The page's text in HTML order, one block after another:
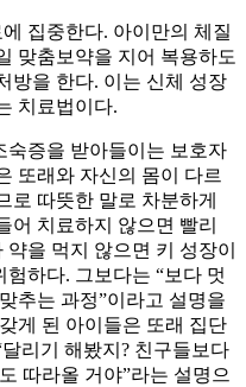
집중한다. 아이만의 체질
맞춤보약을 지어 복용하도
방을 한다. 이는 신체 성장
치료법이다.
숙증을 받아들이는 보호자
또래와 자신의 몸이 다르
로 따뜻한 말로 차분하게
어 치료하지 않으면 빨리
을 먹지 않으면 키 성장이
하다. 그보다는 “보다 멋
추는 과정”이라고 설명을
게 된 아이들은 또래 집단
리기 해봤지? 친구들보다
따라올 거야”라는 설명으